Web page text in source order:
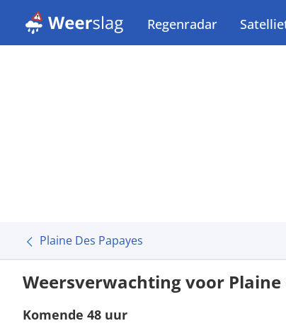
Regenradar
Plaine Des Papayes
Weersverwachting voor Plaine
Komende 48 uur